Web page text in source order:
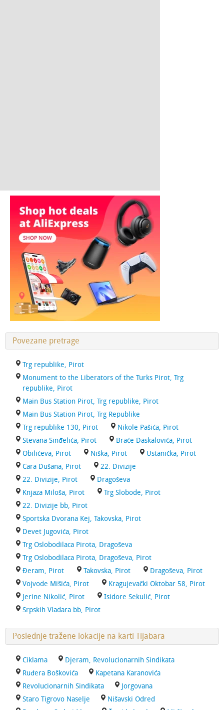
Povezane pretrage
Trg republike, Pirot
Monument to the Liberators of the Turks Pirot, Trg
republike, Pirot
Main Bus Station Pirot, Trg republike, Pirot
Main Bus Station Pirot, Trg Republike
Trg republike 130, Pirot
Nikole Pašića, Pirot
Stevana Sinđelića, Pirot
Braće Daskalovića, Pirot
Obilićeva, Pirot
Niška, Pirot
Ustanička, Pirot
Cara Dušana, Pirot
22. Divizije
22. Divizije, Pirot
Dragoševa
Knjaza Miloša, Pirot
Trg Slobode, Pirot
22. Divizije bb, Pirot
Sportska Dvorana Kej, Takovska, Pirot
Devet Jugovića, Pirot
Trg Oslobodilaca Pirota, Dragoševa
Trg Oslobodilaca Pirota, Dragoševa, Pirot
Đeram, Pirot
Takovska, Pirot
Dragoševa, Pirot
Vojvode Mišića, Pirot
Kragujevački Oktobar 58, Pirot
Jerine Nikolić, Pirot
Isidore Sekulić, Pirot
Srpskih Vladara bb, Pirot
Poslednje tražene lokacije na karti Tijabara
Ciklama
Djeram, Revolucionarnih Sindikata
Ruđera Boškovića
Kapetana Karanovića
Revolucionarnih Sindikata
Jorgovana
Staro Tigrovo Naselje
Nišavski Odred